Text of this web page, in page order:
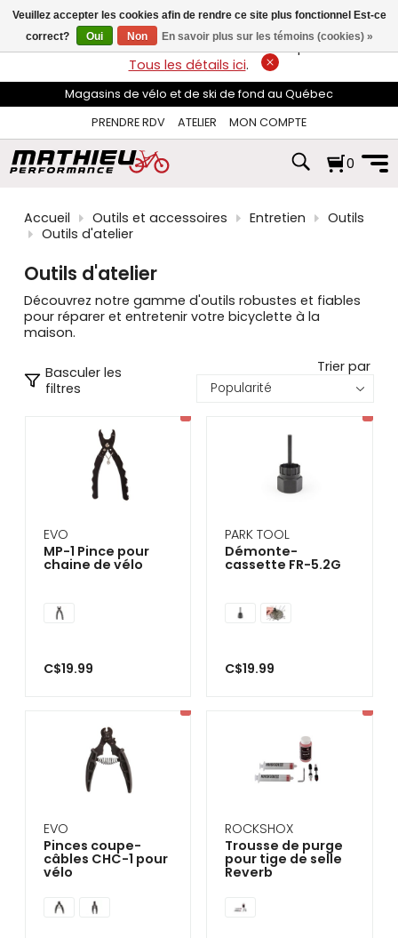
flèches
haut
et
pour
sélectionner
disponible.
Appuyez
pour
accéder
résultat
de
recherche
sélectionné.
Les
utilisateurs
tactiles
peuvent
gestes
toucher
glisser.
LIVRAISON GRATUITEsur les commandes de plus de 74$*.
Tous les détails ici.
Magasins de vélo et de ski de fond au Québec
PRENDRE RDV
ATELIER MON COMPTE
0
Accueil Outils et accessoires Entretien
Outils
Outils d'atelier
Outils d'atelier
Découvrez notre gamme d'outils robustes et fiables
pour réparer et entretenir votre bicyclette à la
maison.
Basculer les
filtres
Trier par
EVO
MP-1 Pince pour
chaine de vélo
C$19.99
PARK TOOL
Démonte-
cassette FR-5.2G
C$19.99
EVO
Pinces coupe-
câbles CHC-1 pour
vélo
ROCKSHOX
Trousse de purge
pour tige de selle
Reverb
Veuillez accepter les cookies afin de rendre ce site plus fonctionnel Est-ce
correct?
Oui Non En savoir plus sur les témoins (cookies) »